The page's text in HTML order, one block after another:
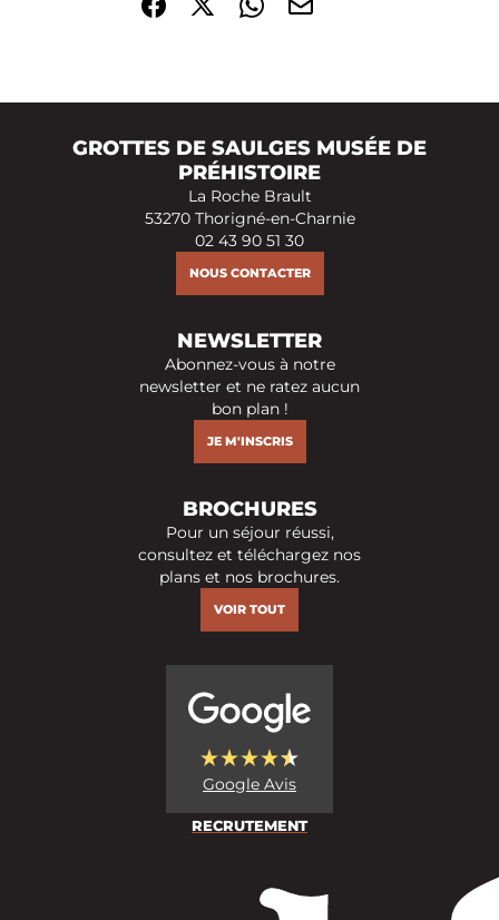
Partager sur Facebook (nouvelle fenêtre)
Partager sur X / Twitter (nouvelle fenêtre)
Partager sur WhatsApp
Partager par mail
GROTTES DE SAULGES MUSÉE DE
PRÉHISTOIRE
La Roche Brault
53270 Thorigné-en-Charnie
02 43 90 51 30
NOUS CONTACTER
NEWSLETTER
Abonnez-vous à notre
newsletter et ne ratez aucun
bon plan !
JE M'INSCRIS
BROCHURES
Pour un séjour réussi,
consultez et téléchargez nos
plans et nos brochures.
VOIR TOUT
Google Avis
RECRUTEMENT